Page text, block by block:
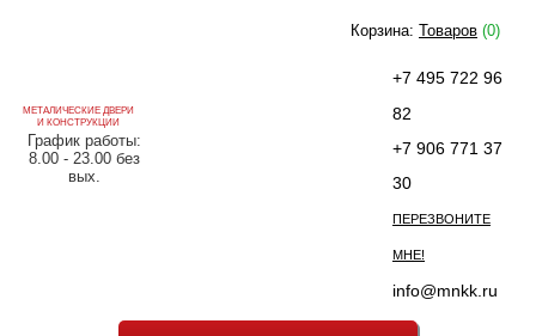
МЕТАЛИЧЕСКИЕ ДВЕРИ
И КОНСТРУКЦИИ
График работы:
8.00 - 23.00 без
вых.
+7 495 722 96
82
+7 906 771 37
30
ПЕРЕЗВОНИТЕ
МНЕ!
info@mnkk.ru
Корзина: Товаров (0)